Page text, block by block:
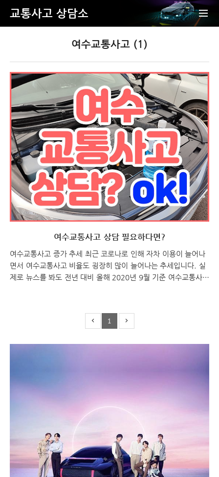
교통사고 상담소
여수교통사고 (1)
여수교통사고 상담 필요하다면?
여수교통사고 증가 추세 최근 코로나로 인해 자차 이용이 늘어나
면서 여수교통사고 비율도 굉장히 많이 늘어나는 추세입니다. 실
제로 뉴스를 봐도 전년 대비 올해 2020년 9월 기준 여수교통사고
었습니다. 이 수치는 2명과 6명의 차이로 보면 단순히 4명 차이
라 적게 보이지만 비율로 환산해본다면 200% 늘어난 수치입니
천 명과 6천 명이라면 어떤 기분인가요? 더 이상 작은 인원수로
니까? 전남의 전..
1